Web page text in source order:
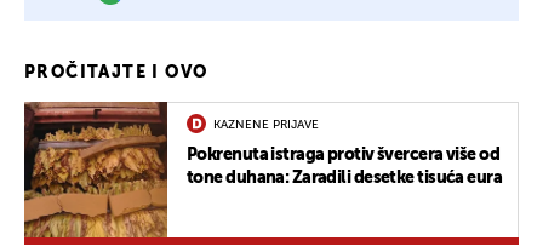
PROČITAJTE I OVO
KAZNENE PRIJAVE
Pokrenuta istraga protiv švercera više od
tone duhana: Zaradili desetke tisuća eura